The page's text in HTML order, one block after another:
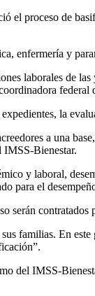
proceso de
enfermería y
laborales de
federal
la
a una
IMSS-Bienestar.
y laboral,
para el
serán
familias. En
del IMSS-